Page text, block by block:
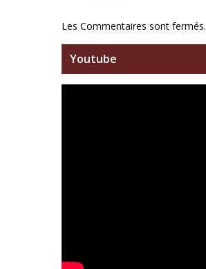
Les Commentaires sont fermés.
Youtube